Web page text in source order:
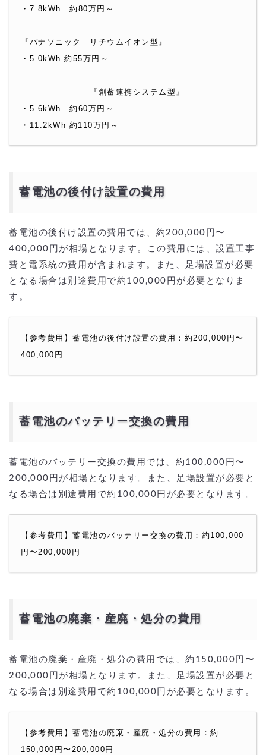
・7.8kWh　約80万円～
『パナソニック　リチウムイオン型』
・5.0kWh 約55万円～
『創蓄連携システム型』
・5.6kWh　約60万円～
・11.2kWh 約110万円～
蓄電池の後付け設置の費用
蓄電池の後付け設置の費用では、約200,000円〜
400,000円が相場となります。この費用には、設置工事
費と電系統の費用が含まれます。また、足場設置が必要
となる場合は別途費用で約100,000円が必要となりま
す。
【参考費用】蓄電池の後付け設置の費用：約200,000円〜
400,000円
蓄電池のバッテリー交換の費用
蓄電池のバッテリー交換の費用では、約100,000円〜
200,000円が相場となります。また、足場設置が必要と
なる場合は別途費用で約100,000円が必要となります。
【参考費用】蓄電池のバッテリー交換の費用：約100,000
円〜200,000円
蓄電池の廃棄・産廃・処分の費用
蓄電池の廃棄・産廃・処分の費用では、約150,000円〜
200,000円が相場となります。また、足場設置が必要と
なる場合は別途費用で約100,000円が必要となります。
【参考費用】蓄電池の廃棄・産廃・処分の費用：約
150,000円〜200,000円